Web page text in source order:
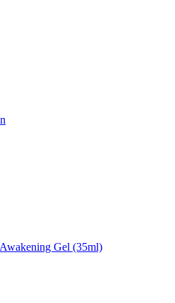
Gel (35ml)